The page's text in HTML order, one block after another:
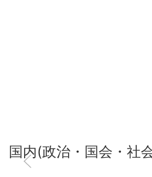
国内(政治・国会・社